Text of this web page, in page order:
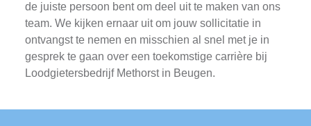
de juiste persoon bent om deel uit te maken van ons
team. We kijken ernaar uit om jouw sollicitatie in
ontvangst te nemen en misschien al snel met je in
gesprek te gaan over een toekomstige carrière bij
Loodgietersbedrijf Methorst in Beugen.